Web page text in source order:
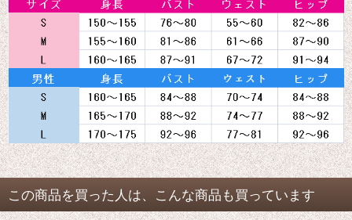
この商品を買った人は、こんな商品も買っています